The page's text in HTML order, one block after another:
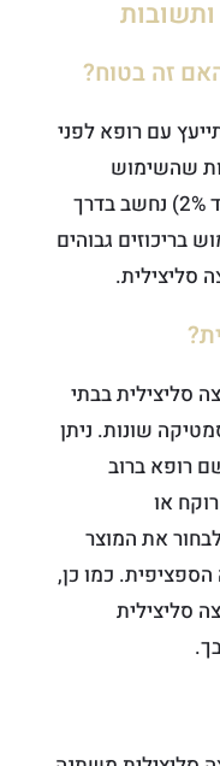
זה בטוח?
עם רופא לפני
שהשימוש
בחומצה סליצילית בריכוז נמוך (עד 2%) נחשב בדרך
בריכוזים גבוהים
סליצילית.
סליצילית בבתי
שונות. ניתן
רופא ברוב
או
את המוצר
הספציפית. כמו כן,
סליצילית